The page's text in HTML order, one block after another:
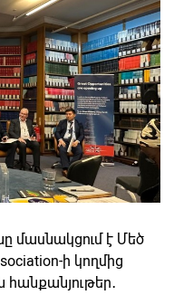
մասնակցում է Մեծ
ի կողմից